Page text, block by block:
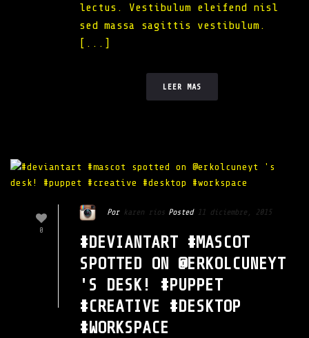
lectus. Vestibulum eleifend nisl
sed massa sagittis vestibulum.
[...]
LEER MAS
#DEVIANTART #MASCOT
SPOTTED ON @ERKOLCUNEYT
'S DESK! #PUPPET
#CREATIVE #DESKTOP
#WORKSPACE
0
Por karen rios Posted 11 diciembre, 2015